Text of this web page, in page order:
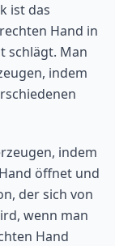
ist das
Hand in
schlägt. Man
indem
indem
öffnet und
der sich von
wenn man
Hand